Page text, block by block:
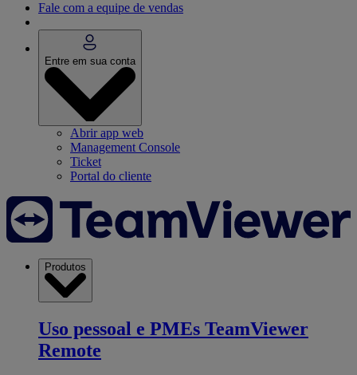
Fale com a equipe de vendas
Entre em sua conta
Abrir app web
Management Console
Ticket
Portal do cliente
Produtos
Uso pessoal e PMEs TeamViewer
Remote